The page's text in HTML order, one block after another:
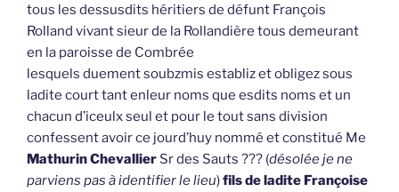
tous les dessusdits héritiers de défunt François
Rolland vivant sieur de la Rollandière tous demeurant
en la paroisse de Combrée
lesquels duement soubzmis establiz et obligez sous
ladite court tant enleur noms que esdits noms et un
chacun d’iceulx seul et pour le tout sans division
confessent avoir ce jourd’huy nommé et constitué Me
Mathurin Chevallier Sr des Sauts ??? (désolée je ne
parviens pas à identifier le lieu)fils de ladite Françoise